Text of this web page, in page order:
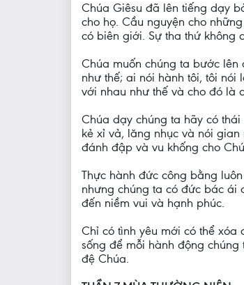
Chúa Giêsu đã lên tiếng dạy
cho họ. Cầu nguyện cho
có biên giới. Sự tha thứ không
Chúa muốn chúng ta bước
như thế; ai nói hành tôi, tôi
với nhau như thế và cho đó là
Chúa dạy chúng ta hãy có
kẻ xỉ vả, lăng nhục và nói
đánh đập và vu khống cho
Thực hành đức công bằng
nhưng chúng ta có đức bác ái
đến niềm vui và hạnh phúc.
Chỉ có tình yêu mới có thể xóa
sống để mỗi hành động
đệ Chúa.